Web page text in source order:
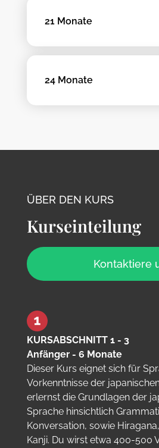
21 Monate
24 Monate
ÜBER DEN KURS
Kurseinteilung
Kontaktiere
KURSABSCHNITT 1 - 3
Anfänger - 6 Monate
Dieser Kurs eignet sich für
Vorkenntnisse der
erlernst die Grundlagen der
Sprache hinsichtlich
Konversation, sowie
Kanji. Du wirst etwa 400-500